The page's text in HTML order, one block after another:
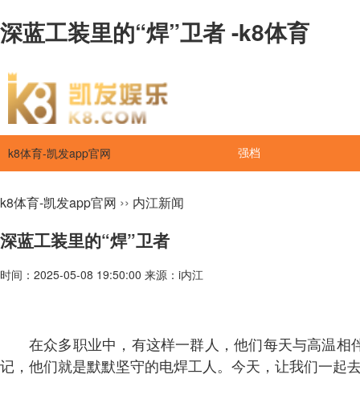
深蓝工装里的“焊”卫者 -k8体育
k8体育-凯发app官网 强档
k8体育-凯发app官网 ›› 内江新闻
深蓝工装里的“焊”卫者
时间：2025-05-08 19:50:00 来源：i内江
在众多职业中，有这样一群人，他们每天与高温
记，他们就是默默坚守的电焊工人。今天，让我们一起